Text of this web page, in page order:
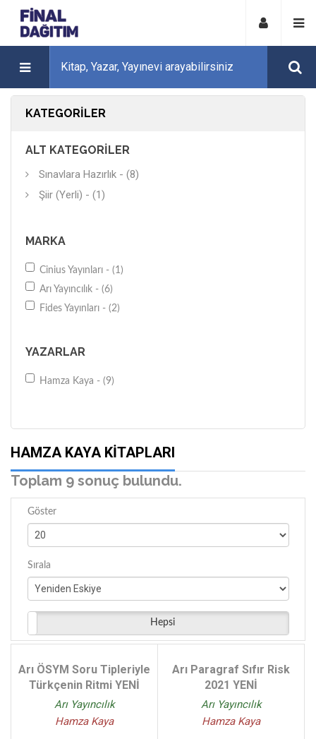
KATEGORILER
ALT KATEGORILER
Sınavlara Hazırlık - (8)
Şiir (Yerli) - (1)
MARKA
Cinius Yayınları - (1)
Arı Yayıncılık - (6)
Fides Yayınları - (2)
YAZARLAR
Hamza Kaya - (9)
HAMZA KAYA KITAPLARI
Toplam 9 sonuç bulundu.
Göster
Sırala
Hepsi
Arı ÖSYM Soru Tipleriyle
Türkçenin Ritmi YENİ
Arı Yayıncılık
Hamza Kaya
Arı Paragraf Sıfır Risk
2021 YENİ
Arı Yayıncılık
Hamza Kaya